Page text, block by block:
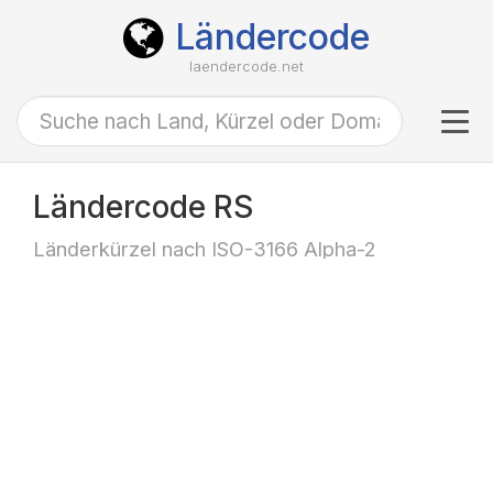
Ländercode
laendercode.net
Ländercode RS
Länderkürzel nach ISO-3166 Alpha-2